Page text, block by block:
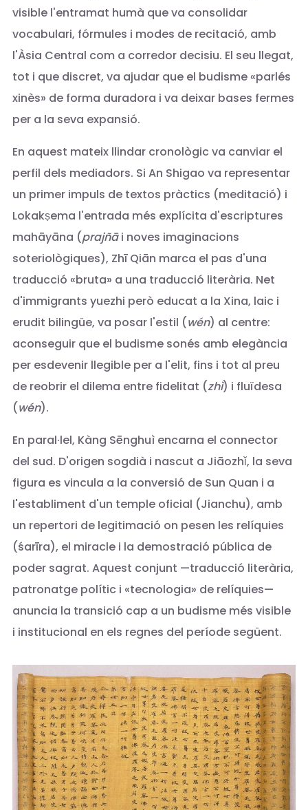
visible l'entramat humà que va consolidar
vocabulari, fórmules i modes de recitació, amb
l'Àsia Central com a corredor decisiu. El seu llegat,
tot i que discret, va ajudar que el budisme «parlés
xinès» de forma duradora i va deixar bases fermes
per a la seva expansió.
En aquest mateix llindar cronològic va canviar el
perfil dels mediadors. Si An Shigao va representar
un primer impuls de textos pràctics (meditació) i
Lokakṣema l'entrada més explícita d'escriptures
mahāyāna (prajñāi noves imaginacions
soteriològiques), Zhī Qiān marca el pas d'una
traducció «bruta» a una traducció literària. Net
d'immigrants yuezhi però educat a la Xina, laic i
erudit bilingüe, va posar l'estil (wén) al centre:
aconseguir que el budisme sonés amb elegància
per esdevenir llegible per a l'elit, fins i tot al preu
de reobrir el dilema entre fidelitat (zhì) i fluïdesa
(wén).
En paral·lel, Kàng Sēnghuì encarna el connector
del sud. D'origen sogdià i nascut a Jiāozhǐ, la seva
figura es vincula a la conversió de Sun Quan i a
l'establiment d'un temple oficial (Jianchu), amb
un repertori de legitimació on pesen les relíquies
(śarīra), el miracle i la demostració pública de
poder sagrat. Aquest conjunt —traducció literària,
patronatge polític i «tecnologia» de relíquies—
anuncia la transició cap a un budisme més visible
i institucional en els regnes del període següent.